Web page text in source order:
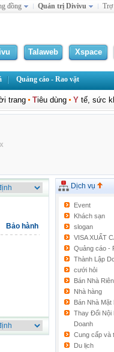
đồng Quản trị Divivu Trợ
Talaweb Xspace
Quảng cáo - Rao vặt
trang Tiêu dùng Y tế, sức
Bảo hành
Dịch vụ
Event
Khách sạn
slogan
VISA XUẤT
Quảng cáo -
Thành Lập
cưới hỏi
Bán Nhà
Nhà hàng
Bán Nhà Mặt
Thay Đổi Nội
Doanh
Cung cấp và
Du lịch